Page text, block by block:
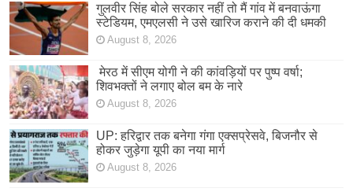
गुलवीर सिंह बोले सरकार नहीं तो मैं गांव में बनवाऊंगा
स्टेडियम, एमएलसी ने उसे खारिज कराने की दी धमकी
August 8, 2026
मेरठ में सीएम योगी ने की कांवड़ियों पर पुष्प वर्षा;
शिवभक्तों ने लगाए बोल बम के नारे
August 8, 2026
UP: हरिद्वार तक बनेगा गंगा एक्सप्रेसवे, बिजनौर से
होकर जुड़ेगा यूपी का नया मार्ग
August 8, 2026